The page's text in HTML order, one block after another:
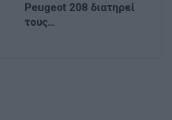
Peugeot 208 διατηρεί
τους…